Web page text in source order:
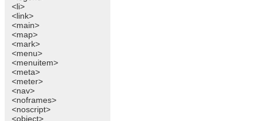
<li>
<link>
<main>
<map>
<mark>
<menu>
<menuitem>
<meta>
<meter>
<nav>
<noframes>
<noscript>
<object>